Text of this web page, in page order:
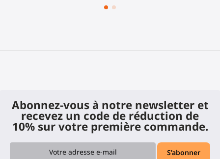
Abonnez-vous à notre newsletter et
recevez un code de réduction de
10% sur votre première commande.